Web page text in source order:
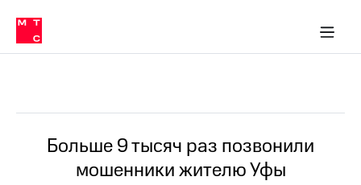
Медиа-центр
и акционерам
Устойчивое развитие
Комплаенс и деловая этика
компании
Карьера
История
компании
в МТС
Пресс-
релизы
Больше 9 тысяч раз позвонили
мошенники жителю Уфы